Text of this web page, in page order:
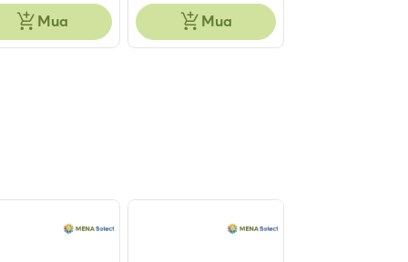
Mua Mua